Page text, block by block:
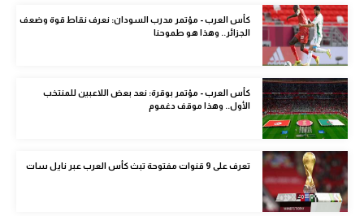
دوري أبطال أوروبا
القسم الثاني
رياضات أخرى
أمم إفريقيا
كرة السلة الأمريكية
كرة سلة
كأس العرب - مؤتمر مدرب السودان: نعرف نقاط قوة وضعف
الجزائر.. وهذا هو طموحنا
كأس العرب - مؤتمر بوقرة: نعد بعض اللاعبين للمنتخب
الأول.. وهذا موقف دغموم
تعرف على 9 قنوات مفتوحة تبث كأس العرب عبر نايل سات